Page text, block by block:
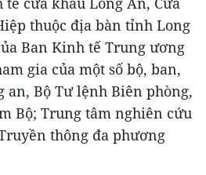
thuộc địa bàn tỉnh Long
Ban Kinh tế Trung ương
gia của một số bộ, ban,
an, Bộ Tư lệnh Biên phòng,
Bộ; Trung tâm nghiên cứu
thông đa phương